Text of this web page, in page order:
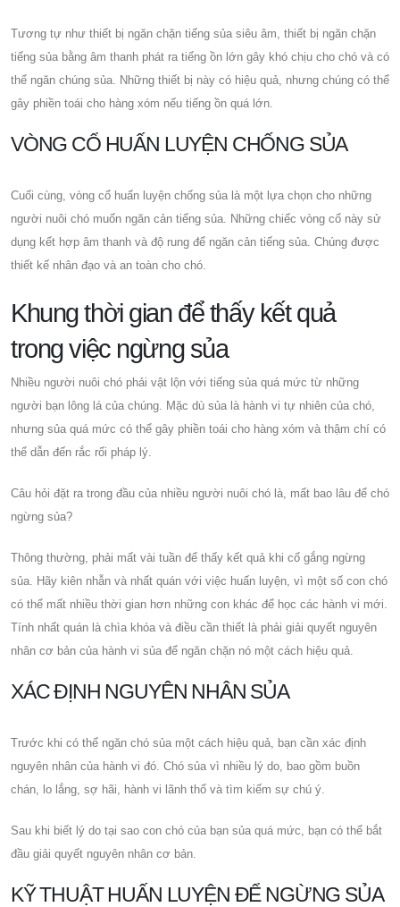
Tương tự như thiết bị ngăn chặn tiếng sủa siêu âm, thiết bị ngăn chặn
tiếng sủa bằng âm thanh phát ra tiếng ồn lớn gây khó chịu cho chó và có
thể ngăn chúng sủa. Những thiết bị này có hiệu quả, nhưng chúng có thể
gây phiền toái cho hàng xóm nếu tiếng ồn quá lớn.
VÒNG CỔ HUẤN LUYỆN CHỐNG SỦA
Cuối cùng, vòng cổ huấn luyện chống sủa là một lựa chọn cho những
người nuôi chó muốn ngăn cản tiếng sủa. Những chiếc vòng cổ này sử
dụng kết hợp âm thanh và độ rung để ngăn cản tiếng sủa. Chúng được
thiết kế nhân đạo và an toàn cho chó.
Khung thời gian để thấy kết quả
trong việc ngừng sủa
Nhiều người nuôi chó phải vật lộn với tiếng sủa quá mức từ những
người bạn lông lá của chúng. Mặc dù sủa là hành vi tự nhiên của chó,
nhưng sủa quá mức có thể gây phiền toái cho hàng xóm và thậm chí có
thể dẫn đến rắc rối pháp lý.
Câu hỏi đặt ra trong đầu của nhiều người nuôi chó là, mất bao lâu để chó
ngừng sủa?
Thông thường, phải mất vài tuần để thấy kết quả khi cố gắng ngừng
sủa. Hãy kiên nhẫn và nhất quán với việc huấn luyện, vì một số con chó
có thể mất nhiều thời gian hơn những con khác để học các hành vi mới.
Tính nhất quán là chìa khóa và điều cần thiết là phải giải quyết nguyên
nhân cơ bản của hành vi sủa để ngăn chặn nó một cách hiệu quả.
XÁC ĐỊNH NGUYÊN NHÂN SỦA
Trước khi có thể ngăn chó sủa một cách hiệu quả, bạn cần xác định
nguyên nhân của hành vi đó. Chó sủa vì nhiều lý do, bao gồm buồn
chán, lo lắng, sợ hãi, hành vi lãnh thổ và tìm kiếm sự chú ý.
Sau khi biết lý do tại sao con chó của bạn sủa quá mức, bạn có thể bắt
đầu giải quyết nguyên nhân cơ bản.
KỸ THUẬT HUẤN LUYỆN ĐỂ NGỪNG SỦA